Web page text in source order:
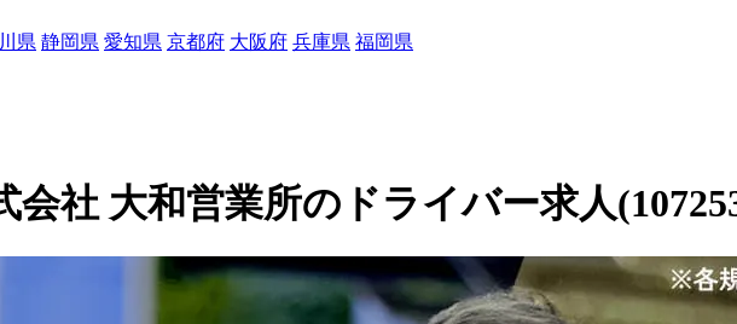
県 静岡県 愛知県 京都府 大阪府 兵庫県 福岡県
会社 大和営業所のドライバー求人